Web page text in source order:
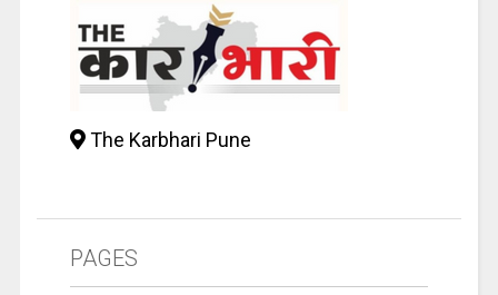
The Karbhari Pune
PAGES